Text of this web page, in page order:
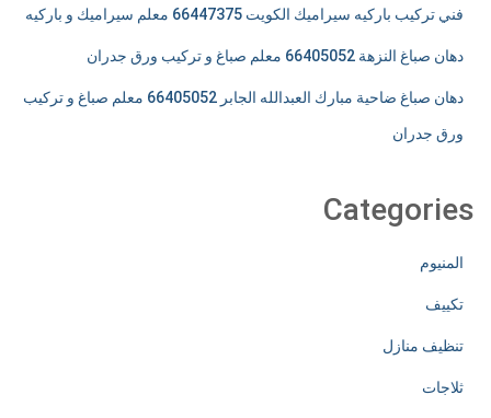
فني تركيب باركيه سيراميك الكويت 66447375 معلم سيراميك و باركيه
دهان صباغ النزهة 66405052 معلم صباغ و تركيب ورق جدران
دهان صباغ ضاحية مبارك العبدالله الجابر 66405052 معلم صباغ و تركيب
ورق جدران
Categories
المنيوم
تكييف
تنظيف منازل
ثلاجات